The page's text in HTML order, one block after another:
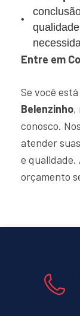
Entre em
Se você
Belenzinho,
conosco.
atender
e qualidade.
orçamento